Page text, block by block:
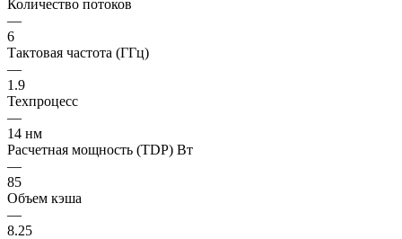
Количество потоков
—
6
Тактовая частота (ГГц)
—
1.9
Техпроцесс
—
14 нм
Расчетная мощность (TDP) Вт
—
85
Объем кэша
—
8.25